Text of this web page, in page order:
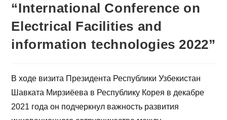
“International Conference on
Electrical Facilities and
information technologies 2022”
В ходе визита Президента Республики Узбекистан
Шавката Мирзиёева в Республику Корея в декабре
2021 года он подчеркнул важность развития